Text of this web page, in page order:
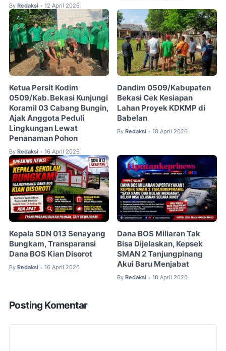
By Redaksi • 12 April 2026
Ketua Persit Kodim
0509/Kab. Bekasi Kunjungi
Koramil 03 Cabang Bungin,
Ajak Anggota Peduli
Lingkungan Lewat
Penanaman Pohon
By Redaksi • 16 April 2026
Dandim 0509/Kabupaten
Bekasi Cek Kesiapan
Lahan Proyek KDKMP di
Babelan
By Redaksi • 18 April 2026
Kepala SDN 013 Senayang
Bungkam, Transparansi
Dana BOS Kian Disorot
By Redaksi • 16 April 2026
Dana BOS Miliaran Tak
Bisa Dijelaskan, Kepsek
SMAN 2 Tanjungpinang
Akui Baru Menjabat
By Redaksi • 18 April 2026
Posting Komentar